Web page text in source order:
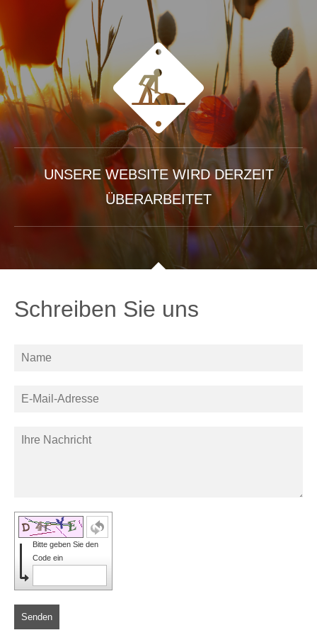
UNSERE WEBSITE WIRD DERZEIT
ÜBERARBEITET
Schreiben Sie uns
Bitte geben Sie den
Code ein
Senden